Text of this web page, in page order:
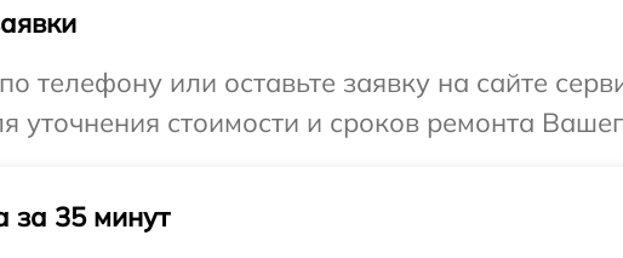
телефону или оставьте заявку на сайте
уточнения стоимости и сроков ремонта
за 35 минут